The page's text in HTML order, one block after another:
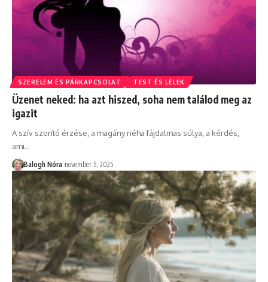
SZERELEM ÉS PÁRKAPCSOLAT TEST ÉS LÉLEK
Üzenet neked: ha azt hiszed, soha nem találod meg az
igazit
A szív szorító érzése, a magány néha fájdalmas súlya, a kérdés,
ami…
Balogh Nóra november 5, 2025